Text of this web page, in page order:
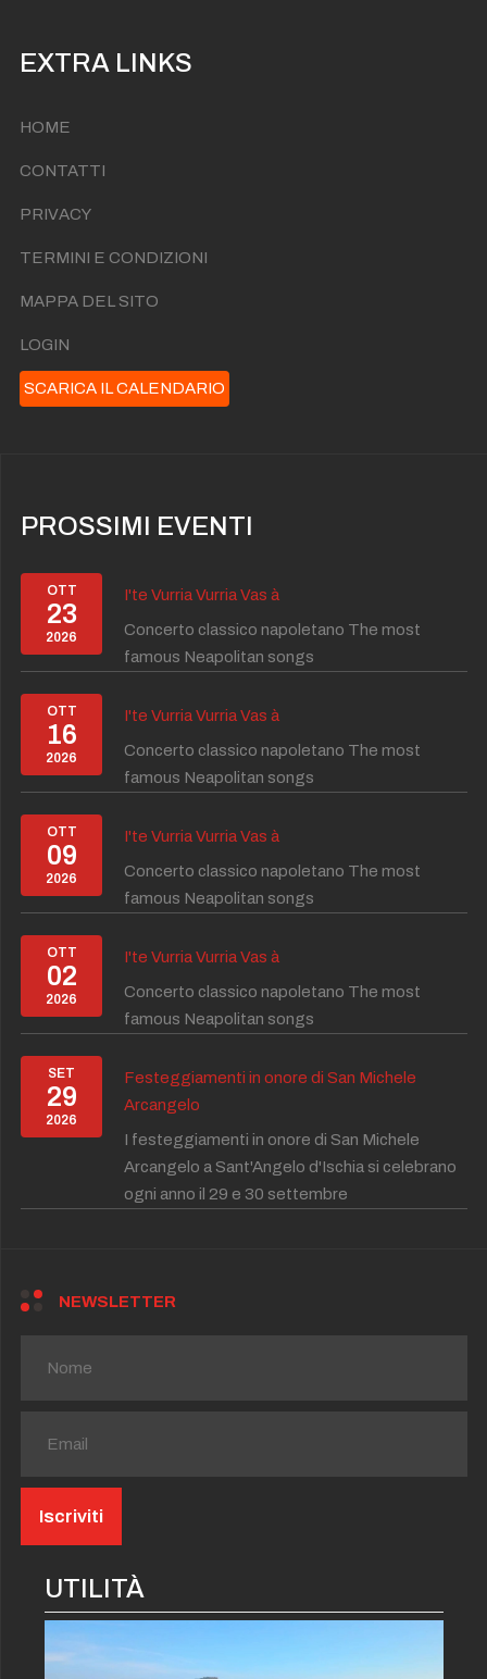
EXTRA LINKS
HOME
CONTATTI
PRIVACY
TERMINI E CONDIZIONI
MAPPA DEL SITO
LOGIN
SCARICA IL CALENDARIO
PROSSIMI EVENTI
OTT
23
2026
I'te Vurria Vurria Vas à
Concerto classico napoletano The most
famous Neapolitan songs
OTT
16
2026
I'te Vurria Vurria Vas à
Concerto classico napoletano The most
famous Neapolitan songs
OTT
09
2026
I'te Vurria Vurria Vas à
Concerto classico napoletano The most
famous Neapolitan songs
OTT
02
2026
I'te Vurria Vurria Vas à
Concerto classico napoletano The most
famous Neapolitan songs
SET
29
2026
Festeggiamenti in onore di San Michele
Arcangelo
I festeggiamenti in onore di San Michele
Arcangelo a Sant'Angelo d'Ischia si celebrano
ogni anno il 29 e 30 settembre
NEWSLETTER
UTILITÀ